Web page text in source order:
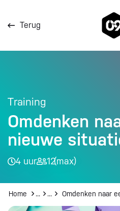
Terug
Omdenken
nieuwe
Training
4 uur 12(max)
Home Organisatie
Alle trainingen en